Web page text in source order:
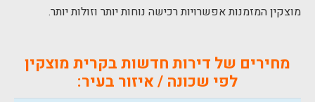
מוצקין המזמנות אפשרויות רכישה נוחות יותר וזולות יותר.
מחירים של דירות חדשות בקרית מוצקין
לפי שכונה / איזור בעיר: